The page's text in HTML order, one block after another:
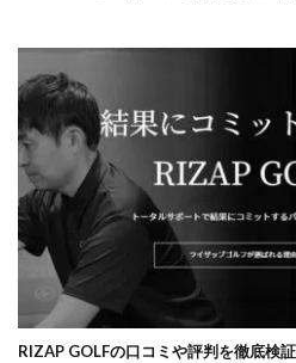
RIZAP GOLFの口コミや評判を徹底検